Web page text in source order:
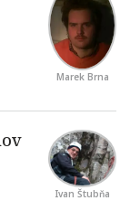
Marek Brna
Ivan Štubňa